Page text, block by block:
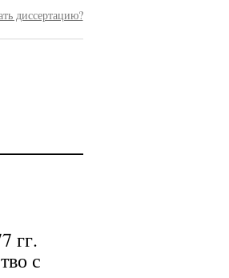
диссертацию?
гг.
с